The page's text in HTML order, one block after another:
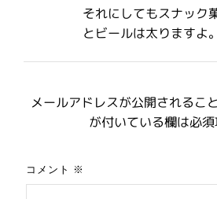
それにしてもスナック
とビールは太りますよ
メールアドレスが公開されるこ
が付いている欄は必
コメント ※